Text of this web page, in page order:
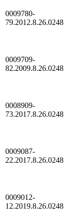
0009780-
79.2012.8.26.0248
0009709-
82.2009.8.26.0248
0008909-
73.2017.8.26.0248
0009087-
22.2017.8.26.0248
0009012-
12.2019.8.26.0248